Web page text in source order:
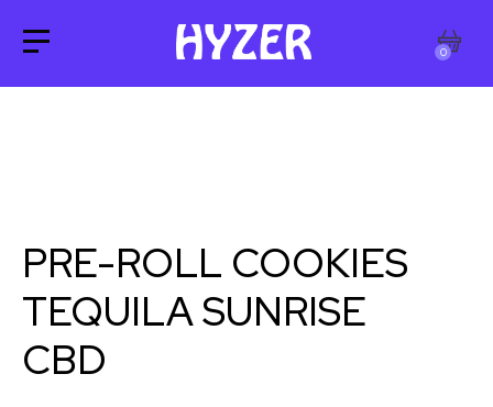
0
PRE-ROLL COOKIES
TEQUILA SUNRISE
CBD